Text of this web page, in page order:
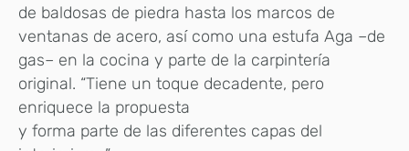
de baldosas de piedra hasta los marcos de
ventanas de acero, así como una estufa Aga –de
gas– en la cocina y parte de la carpintería
original. “Tiene un toque decadente, pero
enriquece la propuesta
y forma parte de las diferentes capas del